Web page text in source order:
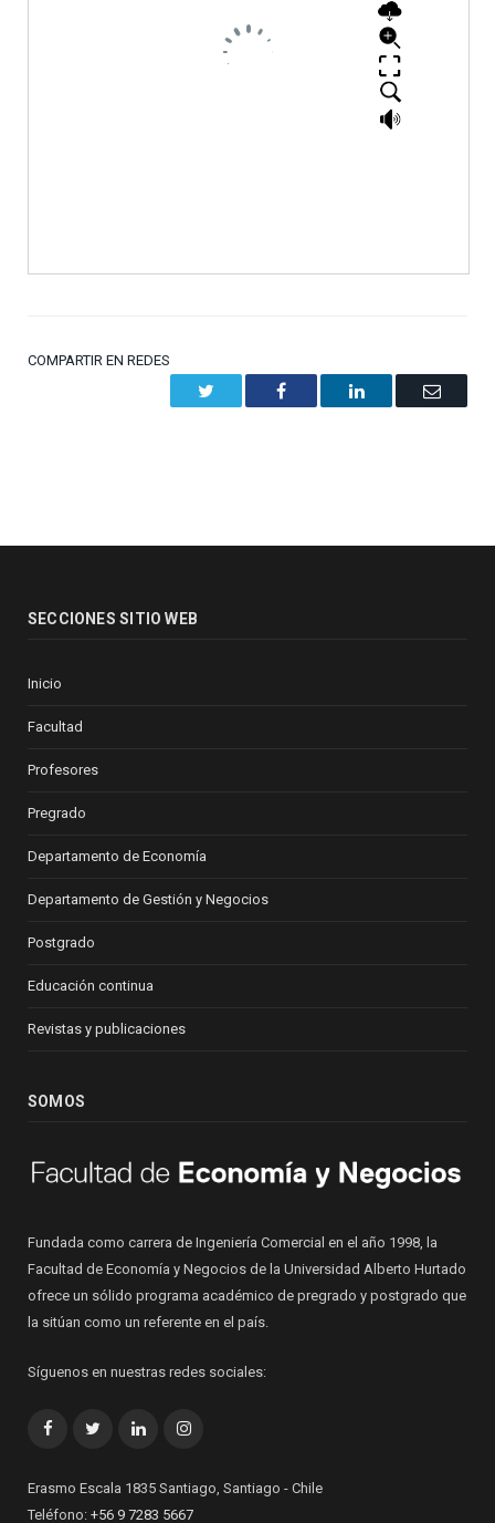
COMPARTIR EN REDES
Facebook LinkedIn Email
SECCIONES SITIO WEB
Inicio
Facultad
Profesores
Pregrado
Departamento de Economía
Departamento de Gestión y Negocios
Postgrado
Educación continua
Revistas y publicaciones
SOMOS
Fundada como carrera de Ingeniería Comercial en el año 1998, la
Facultad de Economía y Negocios de la Universidad Alberto Hurtado
ofrece un sólido programa académico de pregrado y postgrado que
la sitúan como un referente en el país.
Síguenos en nuestras redes sociales:
FacebookTwitterLinkedInInstagram
Erasmo Escala 1835 Santiago, Santiago - Chile
Teléfono: +56 9 7283 5667